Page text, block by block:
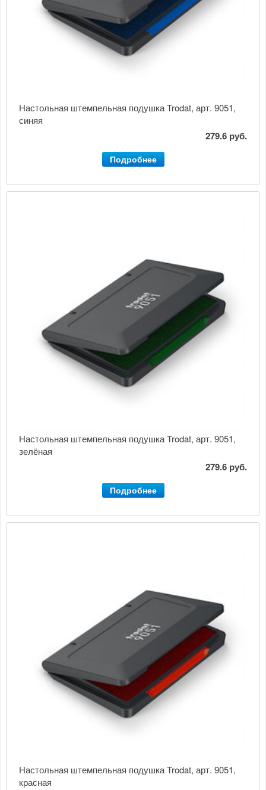
Настольная штемпельная подушка Trodat, арт. 9051,
синяя
279.6 руб.
Подробнее
Настольная штемпельная подушка Trodat, арт. 9051,
зелёная
279.6 руб.
Подробнее
Настольная штемпельная подушка Trodat, арт. 9051,
красная